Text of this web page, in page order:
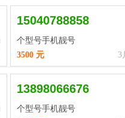
15040788858
个型号手机靓号
3
3500 元
13898066676
个型号手机靓号